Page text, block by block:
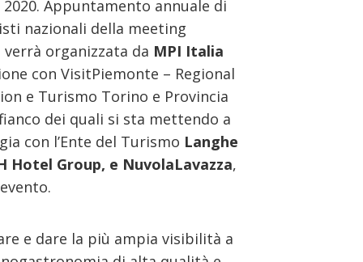
Appuntamento annuale di
nazionali della meeting
organizzata da MPI Italia
con VisitPiemonte – Regional
e Turismo Torino e Provincia
dei quali si sta mettendo a
con l’Ente del Turismo Langhe
Group, e NuvolaLavazza,
e dare la più ampia visibilità a